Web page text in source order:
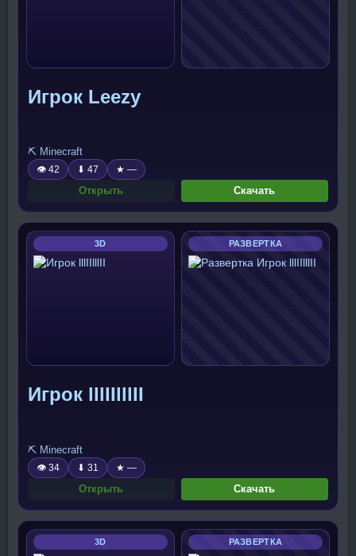
Игрок Leezy
⛏️ Minecraft
👁 42 ⬇ 47 ★ —
Открыть Скачать
3D РАЗВЕРТКА
Игрок lllIIlllII
⛏️ Minecraft
👁 34 ⬇ 31 ★ —
Открыть Скачать
3D РАЗВЕРТКА